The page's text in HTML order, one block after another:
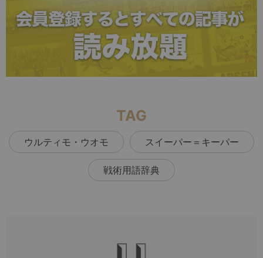
TAG
ウルティモ・ウオモ スイーパー＝キーパー
戦術用語辞典